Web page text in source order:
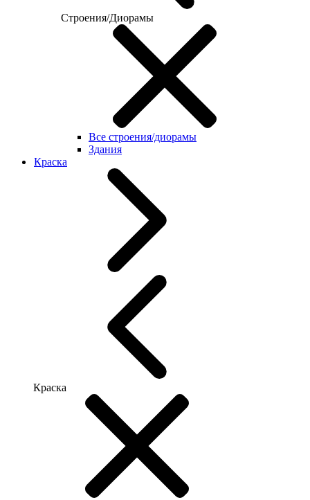
Строения/Диорамы
Все строения/диорамы
Здания
Краска
Краска